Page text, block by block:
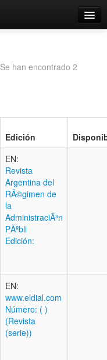
Se han encontrado 2
Edición
EN:
Revista
Argentina del
RÃ©gimen de
la
AdministraciÃ³n
PÃºbli
Edición:
EN:
www.eldial.com
Número: ( )
(Revista
(serie))